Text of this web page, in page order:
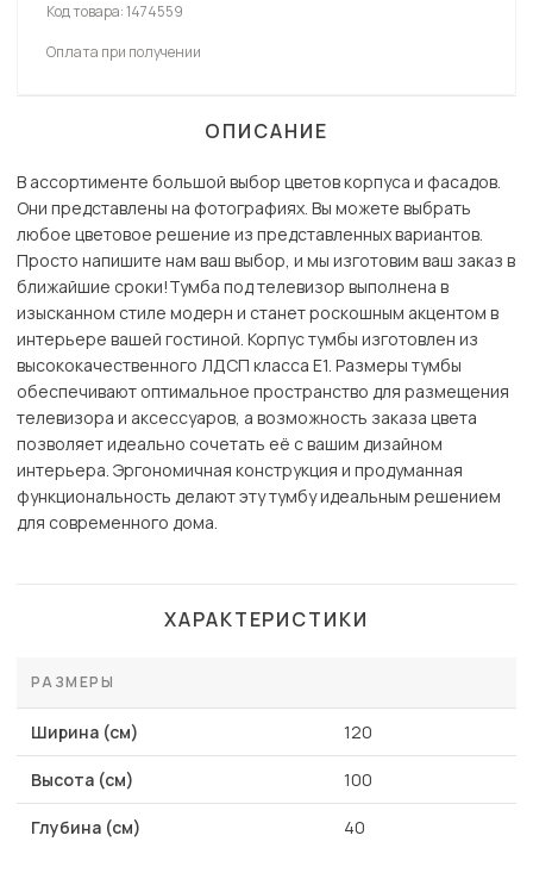
Код товара:1474559
Оплата при получении
ОПИСАНИЕ
В ассортименте большой выбор цветов корпуса и фасадов.
Они представлены на фотографиях. Вы можете выбрать
любое цветовое решение из представленных вариантов.
Просто напишите нам ваш выбор, и мы изготовим ваш заказ в
ближайшие сроки!Тумба под телевизор выполнена в
изысканном стиле модерн и станет роскошным акцентом в
интерьере вашей гостиной. Корпус тумбы изготовлен из
высококачественного ЛДСП класса Е1. Размеры тумбы
обеспечивают оптимальное пространство для размещения
телевизора и аксессуаров, а возможность заказа цвета
позволяет идеально сочетать её с вашим дизайном
интерьера. Эргономичная конструкция и продуманная
функциональность делают эту тумбу идеальным решением
для современного дома.
ХАРАКТЕРИСТИКИ
РАЗМЕРЫ
Ширина (см) 120
Высота (см) 100
Глубина (см) 40